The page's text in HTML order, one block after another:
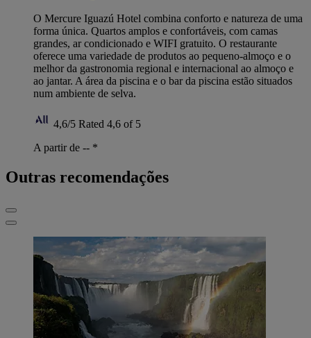
O Mercure Iguazú Hotel combina conforto e natureza de uma
forma única. Quartos amplos e confortáveis, com camas
grandes, ar condicionado e WIFI gratuito. O restaurante
oferece uma variedade de produtos ao pequeno-almoço e o
melhor da gastronomia regional e internacional ao almoço e
ao jantar. A área da piscina e o bar da piscina estão situados
num ambiente de selva.
4,6/5 Rated 4,6 of 5
A partir de -- *
Outras recomendações